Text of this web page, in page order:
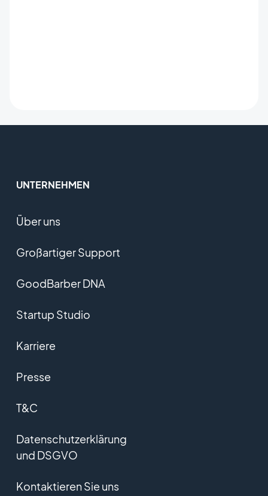
UNTERNEHMEN
Über uns
Großartiger Support
GoodBarber DNA
Startup Studio
Karriere
Presse
T&C
Datenschutzerklärung
und DSGVO
Kontaktieren Sie uns